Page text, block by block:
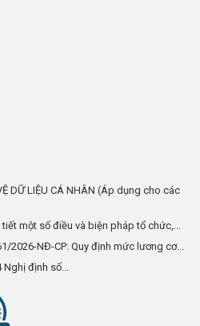
DỮ LIỆU CÁ NHÂN (Áp dụng cho các
một số điều và biện pháp tổ chức,...
2026-NĐ-CP: Quy định mức lương cơ...
Nghị định số...